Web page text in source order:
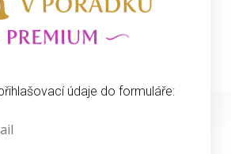
údaje do formuláře: